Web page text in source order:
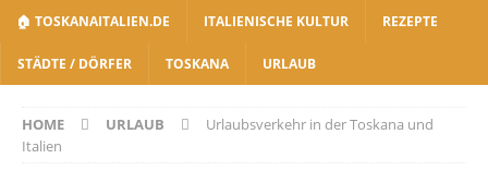
🏠 TOSKANAITALIEN.DE ITALIENISCHE KULTUR REZEPTE
STÄDTE / DÖRFER TOSKANA URLAUB
HOME URLAUB
Urlaubsverkehr in der Toskana und
Italien